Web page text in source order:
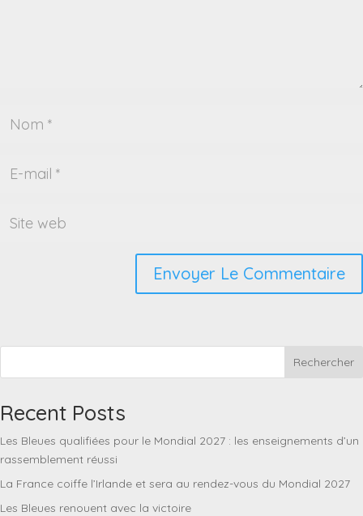
Rechercher
Recent Posts
Les Bleues qualifiées pour le Mondial 2027 : les enseignements d’un
rassemblement réussi
La France coiffe l’Irlande et sera au rendez-vous du Mondial 2027
Les Bleues renouent avec la victoire